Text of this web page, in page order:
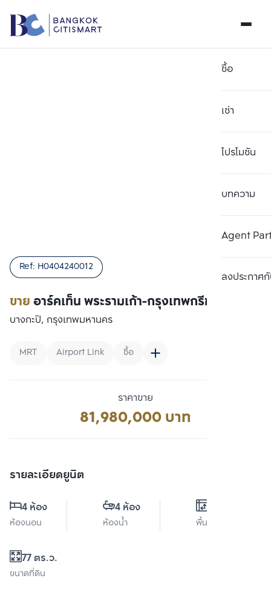
ซื้อ
เช่า
โปรโมชัน
บทความ
Agent
ลงประกาศกั
ขายอาร์คเท็น พระรามเก้า-กรุงเทพกรีฑา
Ref: H0404240012
บางกะปิ, กรุงเทพมหานคร
MRT Airport Link ซื้อ
ราคาขาย
81,980,000 บาท
รายละเอียดยูนิต
4 ห้อง
ห้องนอน
4 ห้อง
ห้องน้ำ พื้นที่ใช้สอย
77 ตร.ว.
ขนาดที่ดิน
เปรียบเทียบ